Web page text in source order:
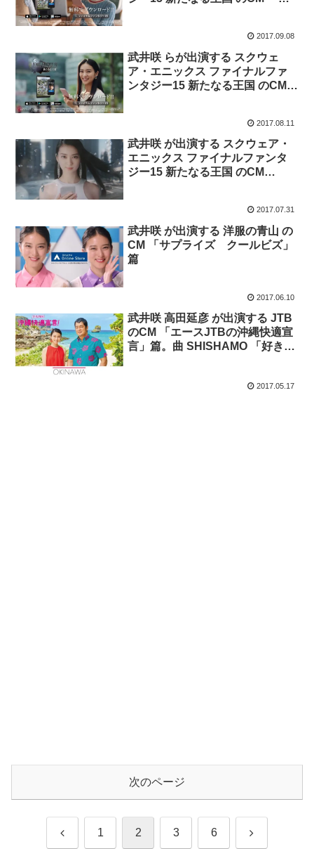
2017.09.08
武井咲 らが出演する スクウェ
ア・エニックス ファイナルファ
ンタジー15 新たなる王国 のCM
2017.08.11
武井咲 が出演する スクウェア・
エニックス ファイナルファンタ
ジー15 新たなる王国 のCM
2017.07.31
武井咲 が出演する 洋服の青山 の
CM 「サプライズ クールビズ」
篇
2017.06.10
武井咲 高田延彦 が出演する JTB
のCM 「エースJTBの沖縄快適宣
言」篇。曲 SHISHAMO 「好き好
2017.05.17
次のページ
前 1 2 3 6 次